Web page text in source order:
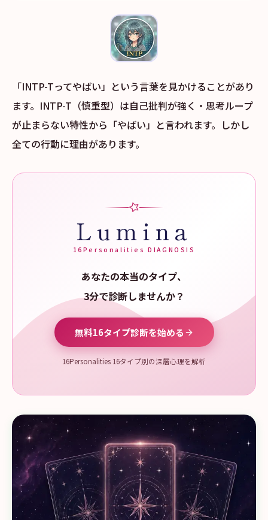
「INTP-Tってやばい」という言葉を見かけることがあり
ます。INTP-T（慎重型）は自己批判が強く・思考ループ
が止まらない特性から「やばい」と言われます。しかし
全ての行動に理由があります。
Lumina
16Personalities DIAGNOSIS
あなたの本当のタイプ、
3分で診断しませんか？
無料16タイプ診断を始める
16Personalities 16タイプ別の深層心理を解析